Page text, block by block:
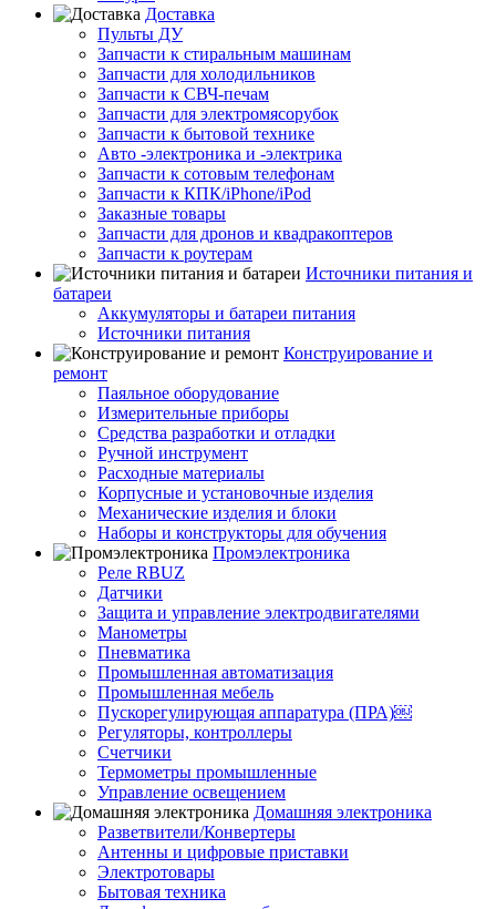
Доставка
Пульты ДУ
Запчасти к стиральным машинам
Запчасти для холодильников
Запчасти к СВЧ-печам
Запчасти для электромясорубок
Запчасти к бытовой технике
Авто -электроника и -электрика
Запчасти к сотовым телефонам
Запчасти к КПК/iPhone/iPod
Заказные товары
Запчасти для дронов и квадракоптеров
Запчасти к роутерам
Источники питания и
батареи
Аккумуляторы и батареи питания
Источники питания
Конструирование и
ремонт
Паяльное оборудование
Измерительные приборы
Средства разработки и отладки
Ручной инструмент
Расходные материалы
Корпусные и установочные изделия
Механические изделия и блоки
Наборы и конструкторы для обучения
Промэлектроника
Реле RBUZ
Датчики
Защита и управление электродвигателями
Манометры
Пневматика
Промышленная автоматизация
Промышленная мебель
Пускорегулирующая аппаратура (ПРА)￼
Регуляторы, контроллеры
Счетчики
Термометры промышленные
Управление освещением
Домашняя электроника
Разветвители/Конвертеры
Антенны и цифровые приставки
Электротовары
Бытовая техника